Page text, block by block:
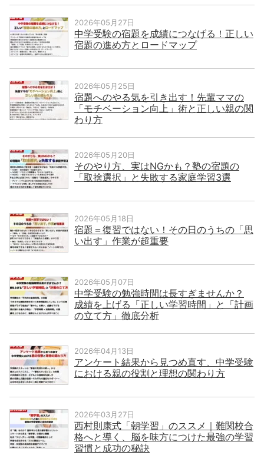
2026年05月27日
中学受験の宿題を成績につなげる！正しい
宿題の進め方とロードマップ
2026年05月25日
宿題へのやる気を引き出す！先輩ママの
「モチベーション向上」術と正しい親の関
わり方
2026年05月20日
そのやり方、実はNGかも？塾の宿題の
「取捨選択」と失敗する家庭学習3選
2026年05月18日
宿題＝復習ではない！その日のうちの「思
い出す」作業が超重要
2026年05月07日
中学受験の勉強時間は長すぎませんか？
成績を上げる「正しい学習時間」と「計画
の立て方」徹底分析
2026年04月13日
アンケート結果から見つめ直す、中学受験
における親の役割と理想の関わり方
2026年03月27日
西村則康式「朝学習」のススメ｜難関校合
格へと導く、脳を味方につけた最強の学習
習慣と成功の秘訣